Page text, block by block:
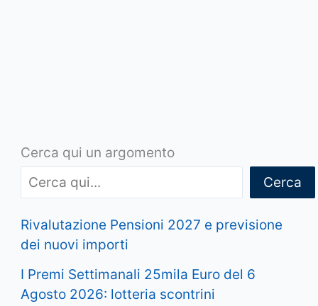
Cerca qui un argomento
Cerca
Rivalutazione Pensioni 2027 e previsione
dei nuovi importi
I Premi Settimanali 25mila Euro del 6
Agosto 2026: lotteria scontrini